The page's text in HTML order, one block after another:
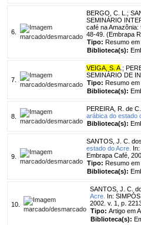
6.
BERGO, C. L. ;
SEMINÁRIO
café na
48-49. (Embrapa
Tipo: Resumo
Biblioteca(s):
7.
VEIGA, S. A ;
SEMINÁRIO DE
Tipo: Resumo
Biblioteca(s):
8.
PEREIRA, R. de
arábica do estado
Biblioteca(s):
9.
SANTOS, J. C.
estado do Acre.
Embrapa Café,
Tipo: Resumo
Biblioteca(s):
10.
SANTOS, J. C.
Acre. In:
2002. v. 1, p.
Tipo: Artigo em
Biblioteca(s):